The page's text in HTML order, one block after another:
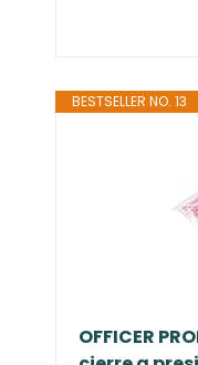
BESTSELLER NO. 13
OFFICER